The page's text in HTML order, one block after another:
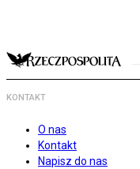
KONTAKT
O nas
Kontakt
Napisz do nas